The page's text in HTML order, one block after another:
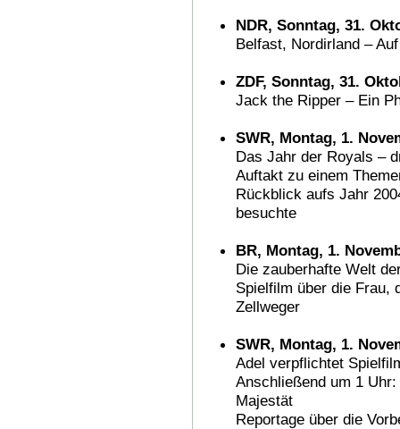
NDR, Sonntag, 31.
Belfast, Nordirland –
ZDF, Sonntag, 31.
Jack the Ripper – Ein
SWR, Montag, 1.
Das Jahr der Royals –
Auftakt zu einem
Rückblick aufs Jahr
besuchte
BR, Montag, 1.
Die zauberhafte Welt
Spielfilm über die Frau,
Zellweger
SWR, Montag, 1.
Adel verpflichtet
Anschließend um 1
Majestät
Reportage über die